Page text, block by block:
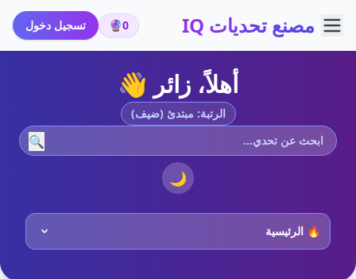
مصنع تحديات IQ 0
🔮 تسجيل دخول
أهلاً، زائر 👋
الرتبة: مبتدئ (ضيف)
🔍
🌙